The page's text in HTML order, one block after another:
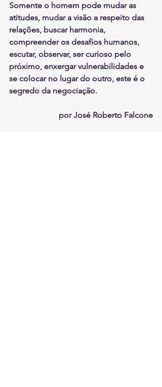
Somente o homem pode mudar as
atitudes, mudar a visão a respeito das
relações, buscar harmonia,
compreender os desafios humanos,
escutar, observar, ser curioso pelo
próximo, enxergar vulnerabilidades e
se colocar no lugar do outro, este é o
segredo da negociação.
por José Roberto Falcone